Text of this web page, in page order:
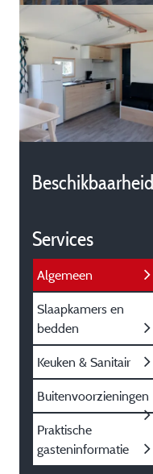
Services
Algemeen
Slaapkamers en
bedden
Keuken & Sanitair
Buitenvoorzieningen
Praktische
gasteninformatie